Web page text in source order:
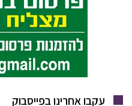
עקבו אחרינו בפייסבוק